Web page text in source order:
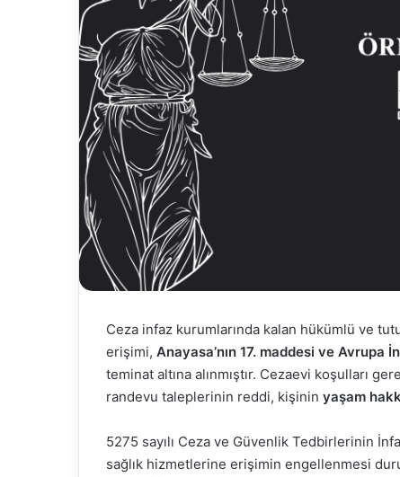
Ceza infaz kurumlarında kalan hükümlü ve
erişimi, Anayasa’nın 17. maddesi ve Avrupa
teminat altına alınmıştır. Cezaevi koşulları
randevu taleplerinin reddi, kişinin yaşam
5275 sayılı Ceza ve Güvenlik Tedbirlerinin
sağlık hizmetlerine erişimin engellenmesi